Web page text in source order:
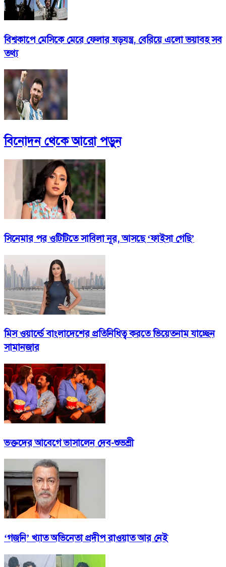
বিশ্বকাপে মেসিকে মেরে ফেলার ষড়যন্ত্র, বেরিয়ে এলো ভয়াবহ সব
তথ্য
বিনোদনথেকে আরো পড়ুন
সিনেমার পর ওটিটিতে সাবিলা নূর, আসছে ‘ফাইসা গেছি’
মিস ওয়ার্ল্ডে বাংলাদেশের প্রতিনিধিত্ব করতে ভিয়েতনাম যাচ্ছেন
সামানজার
ভক্তদের আবেগে ভাসালেন দেব-শুভশ্রী
‘গজনি’ খ্যাত অভিনেতা প্রদীপ রাওয়াত আর নেই